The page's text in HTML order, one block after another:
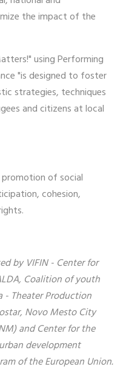
the impact of the
using Performing
"is designed to foster
strategies, techniques
and citizens at local
of social
cohesion,
by VIFIN - Center for
Coalition of youth
- Theater Production
Novo Mesto City
and Center for the
development
of the European Union.